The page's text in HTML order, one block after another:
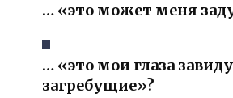
… «это может меня
… «это мои глаза
загребущие»?